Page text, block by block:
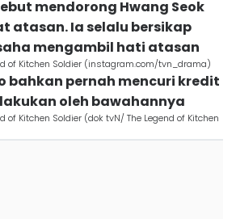
mendorong Hwang Seok
atasan. Ia selalu bersikap
mengambil hati atasan
of Kitchen Soldier (instagram.com/tvn_drama)
bahkan pernah mencuri kredit
oleh bawahannya
of Kitchen Soldier (dok tvN/ The Legend of Kitchen